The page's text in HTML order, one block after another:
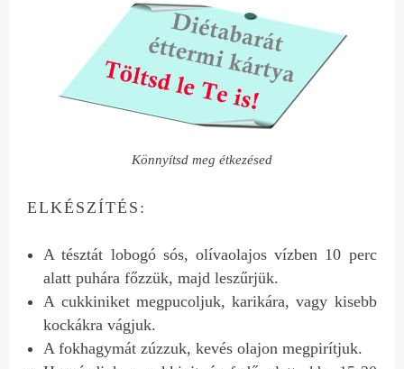
Könnyítsd meg étkezésed
ELKÉSZÍTÉS:
A tésztát lobogó sós, olívaolajos vízben 10 perc
alatt puhára főzzük, majd leszűrjük.
A cukkiniket megpucoljuk, karikára, vagy kisebb
kockákra vágjuk.
A fokhagymát zúzzuk, kevés olajon megpirítjuk.